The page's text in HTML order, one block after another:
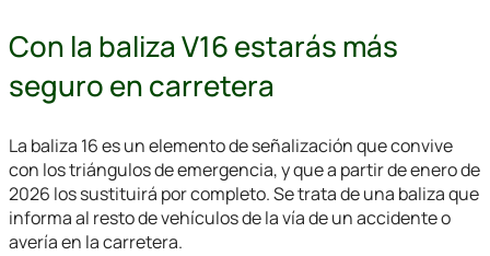
Con la baliza V16 estarás más
seguro en carretera
La baliza 16 es un elemento de señalización que convive
con los triángulos de emergencia, y que a partir de enero de
2026 los sustituirá por completo. Se trata de una baliza que
informa al resto de vehículos de la vía de un accidente o
avería en la carretera.